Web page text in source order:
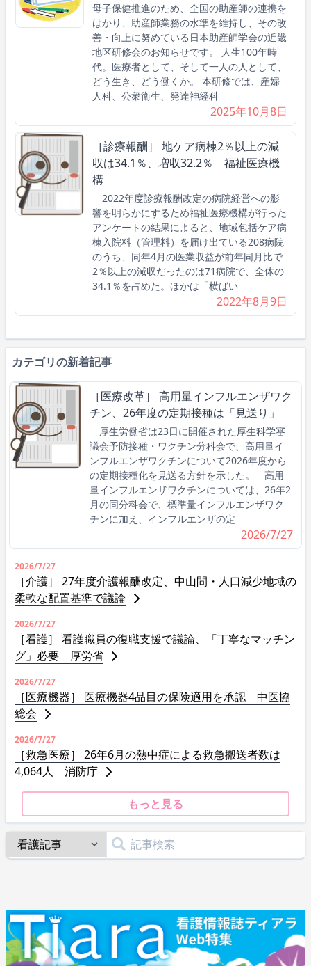
母子保健推進のため、全国の助産師の連携を
はかり、助産師業務の水準を維持し、その改
善・向上に努めている日本助産師学会の近畿
地区研修会のお知らせです。 人生100年時
代。医療者として、そして一人の人として、
どう生き、どう働くか。 本研修では、産婦
人科、公衆衛生、発達神経科
2025年10月8日
［診療報酬］ 地ケア病棟2％以上の減
収は34.1％、増収32.2％ 福祉医療機
構
2022年度診療報酬改定の病院経営への影
響を明らかにするため福祉医療機構が行った
アンケートの結果によると、地域包括ケア病
棟入院料（管理料）を届け出ている208病院
のうち、同年4月の医業収益が前年同月比で
2％以上の減収だったのは71病院で、全体の
34.1％を占めた。ほかは「横ばい
2022年8月9日
カテゴリの新着記事
［医療改革］ 高用量インフルエンザワク
チン、26年度の定期接種は「見送り」
厚生労働省は23日に開催された厚生科学審
議会予防接種・ワクチン分科会で、高用量イ
ンフルエンザワクチンについて2026年度から
の定期接種化を見送る方針を示した。 高用
量インフルエンザワクチンについては、26年2
月の同分科会で、標準量インフルエンザワク
チンに加え、インフルエンザの定
2026/7/27
2026/7/27
［介護］ 27年度介護報酬改定、中山間・人口減少地域の
柔軟な配置基準で議論
2026/7/27
［看護］ 看護職員の復職支援で議論、「丁寧なマッチン
グ」必要 厚労省
2026/7/27
［医療機器］ 医療機器4品目の保険適用を承認 中医協
総会
2026/7/27
［救急医療］ 26年6月の熱中症による救急搬送者数は
4,064人 消防庁
もっと見る